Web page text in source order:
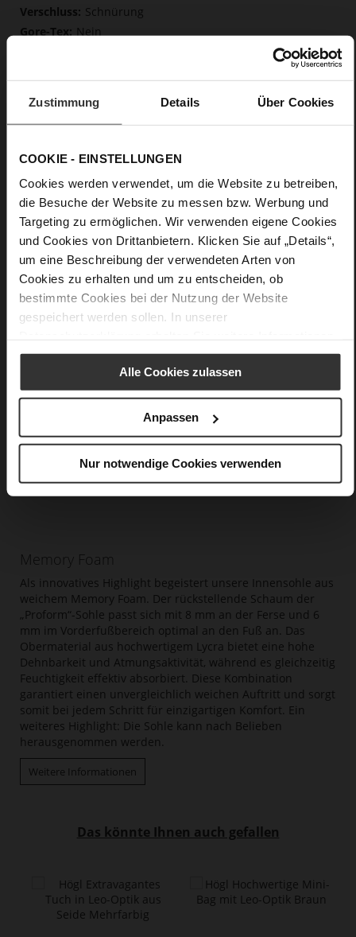
Zustimmung Details Über Cookies
COOKIE - EINSTELLUNGEN
Cookies werden verwendet, um die Website zu betreiben,
die Besuche der Website zu messen bzw. Werbung und
Targeting zu ermöglichen. Wir verwenden eigene Cookies
und Cookies von Drittanbietern. Klicken Sie auf „Details“,
um eine Beschreibung der verwendeten Arten von
Cookies zu erhalten und um zu entscheiden, ob
bestimmte Cookies bei der Nutzung der Website
gespeichert werden sollen. In unserer
Alle Cookies zulassen
Anpassen
Nur notwendige Cookies verwenden
Schnürung
Nein
in matter Optik
Care
Memory Foam
Als innovatives Highlight begeistert unsere Innensohle aus
weichem Memory Foam. Der rückstellende Schaum der
„Proform“-Sohle passt sich mit 8 mm an der Ferse und 6
mm im Vorderfußbereich optimal an den Fuß an. Das
Obermaterial aus hochwertigem Lycra bietet eine hohe
Dehnbarkeit und Atmungsaktivität, während es gleichzeitig
Feuchtigkeit effektiv absorbiert. Diese Kombination
garantiert einen unvergleichlich weichen Auftritt und sorgt
somit bei jedem Schritt für einzigartigen Komfort. Ein
weiteres Highlight: Die Sohle kann nach Belieben
herausgenommen werden.
Weitere Informationen
Das könnte Ihnen auch gefallen